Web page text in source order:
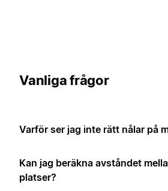
Vanliga frågor
Varför ser jag inte rätt nålar på
Kan jag beräkna avståndet
platser?